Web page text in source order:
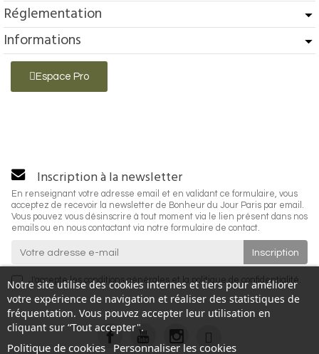
Réglementation
Informations
Espace Pro
Notre site utilise des cookies internes et tiers pour améliorer
votre expérience de navigation et réaliser des statistiques de
fréquentation. Vous pouvez accepter leur utilisation en
cliquant sur “Tout accepter".
Politique de cookies Personnaliser les cookies
Inscription à la newsletter
En renseignant votre adresse email et en validant ce formulaire, vous
acceptez de recevoir la newsletter de Bonheur du Jour Paris par email.
Vous pouvez vous désinscrire à tout moment via le lien présent dans nos
emails ou en nous contactant via notre formulaire de contact.
J'accepte les conditions générales et la politique de confidentialité.